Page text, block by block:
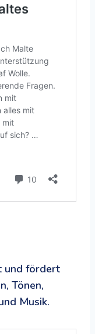
und fördert
Tönen,
Musik.